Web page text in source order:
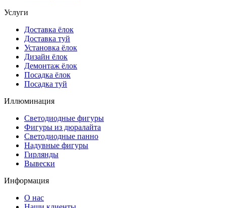
Услуги
Доставка ёлок
Доставка туй
Установка ёлок
Дизайн ёлок
Демонтаж ёлок
Посадка ёлок
Посадка туй
Иллюминация
Светодиодные фигуры
Фигуры из дюралайта
Светодиодные панно
Надувные фигуры
Гирлянды
Вывески
Информация
О нас